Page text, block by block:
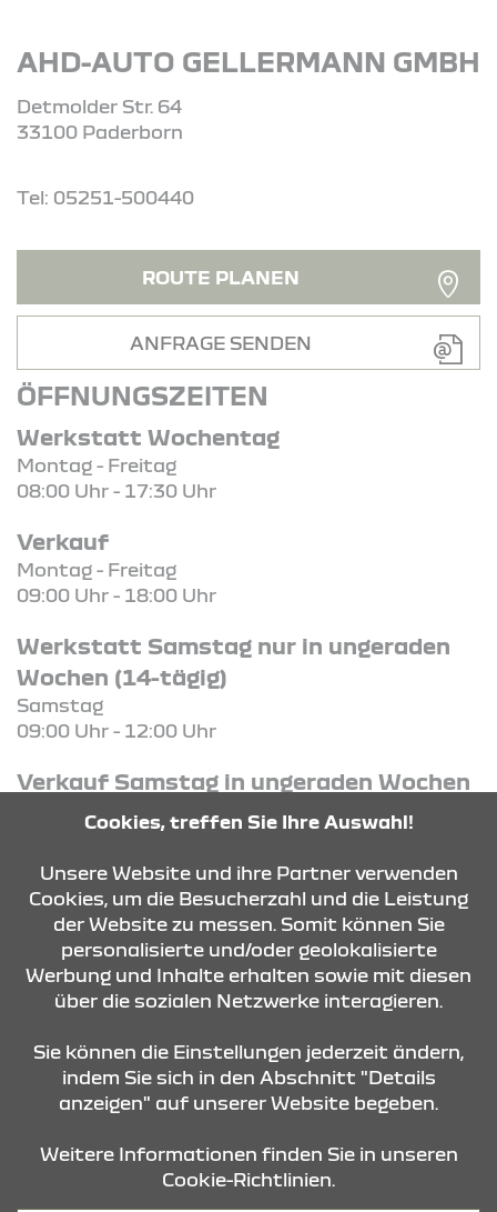
AHD-AUTO GELLERMANN GMBH
Detmolder Str. 64
33100 Paderborn
Tel: 05251-500440
ROUTE PLANEN
ANFRAGE SENDEN
ÖFFNUNGSZEITEN
Werkstatt Wochentag
Montag - Freitag
08:00 Uhr - 17:30 Uhr
Verkauf
Montag - Freitag
09:00 Uhr - 18:00 Uhr
Werkstatt Samstag nur in ungeraden
Wochen (14-tägig)
Samstag
09:00 Uhr - 12:00 Uhr
Verkauf Samstag in ungeraden Wochen
(14-tägig)
10:00 Uhr - 13:00 Uhr
KONTAKT & ANFAHRT
Cookies, treffen Sie Ihre Auswahl!
Unsere Website und ihre Partner verwenden
Cookies, um die Besucherzahl und die Leistung
der Website zu messen. Somit können Sie
personalisierte und/oder geolokalisierte
Werbung und Inhalte erhalten sowie mit diesen
über die sozialen Netzwerke interagieren.
Sie können die Einstellungen jederzeit ändern,
indem Sie sich in den Abschnitt "Details
anzeigen" auf unserer Website begeben.
Weitere Informationen finden Sie in unseren
Cookie-Richtlinien.